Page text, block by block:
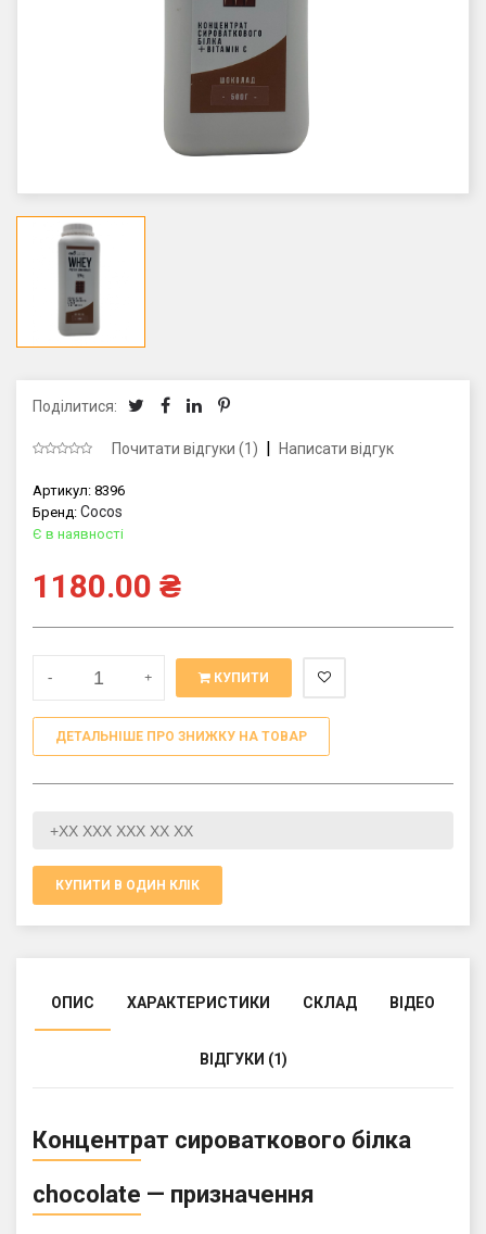
Поділитися:
Почитати відгуки (1) Написати відгук
Артикул: 8396
Бренд: Cocos
Є в наявності
1180.00 ₴
- + КУПИТИ
ДЕТАЛЬНІШЕ ПРО ЗНИЖКУ НА ТОВАР
КУПИТИ В ОДИН КЛІК
ОПИС ХАРАКТЕРИСТИКИ СКЛАД ВІДЕО
ВІДГУКИ (1)
Концентрат сироваткового білка
chocolate — призначення